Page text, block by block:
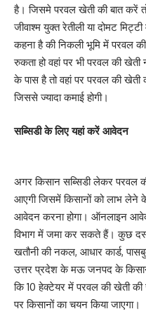
है। जिसमे परवल खेती की बात करें
जीवाश्म युक्त रेतीली या दोमट
कहना है की निकली भूमि में परवल की
रुकता हो वहां पर भी परवल की
के पास है तो वहां पर परवल की
जिससे ज्यादा कमाई होगी।
सब्सिडी के लिए यहां करें आवेदन
अगर किसान सब्सिडी लेकर परवल
आएगी जिसमें किसानों को लाभ लेने
आवेदन करना होगा। ऑनलाइन
विभाग में जमा कर सकते हैं। कुछ
खतौनी की नकल, आधार कार्ड,
उत्तर प्रदेश के मऊ जनपद के
कि 10 हेक्टेयर में परवल की खेती
पर किसानों का चयन किया जाएगा।